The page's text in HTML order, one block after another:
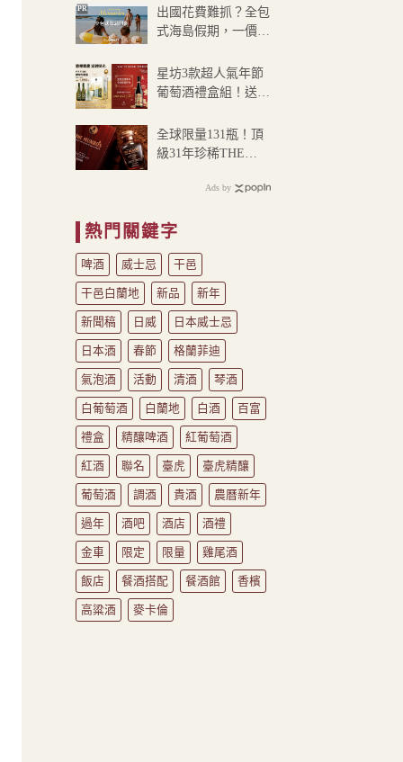
出國花費難抓？全包
式海島假期，一價搞
省心！
PR
星坊3款超人氣年節
葡萄酒禮盒組！送您
全球限量131瓶！頂
級31年珍稀THE
Ads by
熱門關鍵字
啤酒 威士忌 干邑
干邑白蘭地 新品 新年
新聞稿 日威 日本威士忌
日本酒 春節 格蘭菲迪
氣泡酒 活動 清酒 琴酒
白葡萄酒 白蘭地 白酒 百富
禮盒 精釀啤酒 紅葡萄酒
紅酒 聯名 臺虎 臺虎精釀
葡萄酒 調酒 貴酒 農曆新年
過年 酒吧 酒店 酒禮
金車 限定 限量 雞尾酒
飯店 餐酒搭配 餐酒館 香檳
高粱酒 麥卡倫